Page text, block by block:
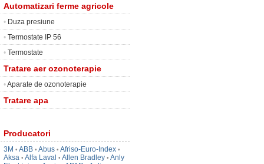
Automatizari ferme agricole
• Duza presiune
• Termostate IP 56
• Termostate
Tratare aer ozonoterapie
•Aparate de ozonoterapie
Tratare apa
Producatori
3M • ABB • Abus • Afriso-Euro-Index •
Aksa • Alfa Laval • Allen Bradley • Anly